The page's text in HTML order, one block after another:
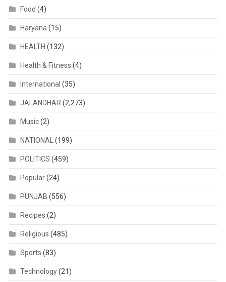
Food (4)
Haryana (15)
HEALTH (132)
Health & Fitness (4)
International (35)
JALANDHAR (2,273)
Music(2)
NATIONAL (199)
POLITICS (459)
Popular(24)
PUNJAB (556)
Recipes (2)
Religious (485)
Sports (83)
Technology(21)